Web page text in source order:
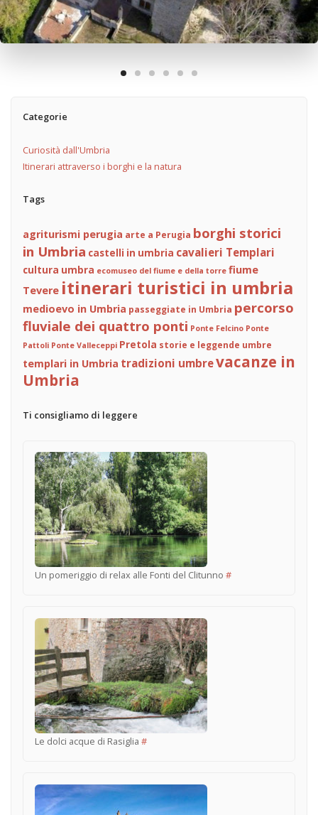
Categorie
Curiosità dall'Umbria
Itinerari attraverso i borghi e la natura
Tags
agriturismi perugia arte a Perugia borghi storici
in Umbria castelli in umbria cavalieri Templari
cultura umbra ecomuseo del fiume e della torre fiume
Tevere itinerari turistici in umbria
medioevo in Umbria passeggiate in Umbria percorso
fluviale dei quattro ponti Ponte Felcino Ponte
Pattoli Ponte Valleceppi Pretola storie e leggende umbre
templari in Umbria tradizioni umbrevacanze in
Umbria
Ti consigliamo di leggere
Un pomeriggio di relax alle Fonti del Clitunno #
Le dolci acque di Rasiglia #